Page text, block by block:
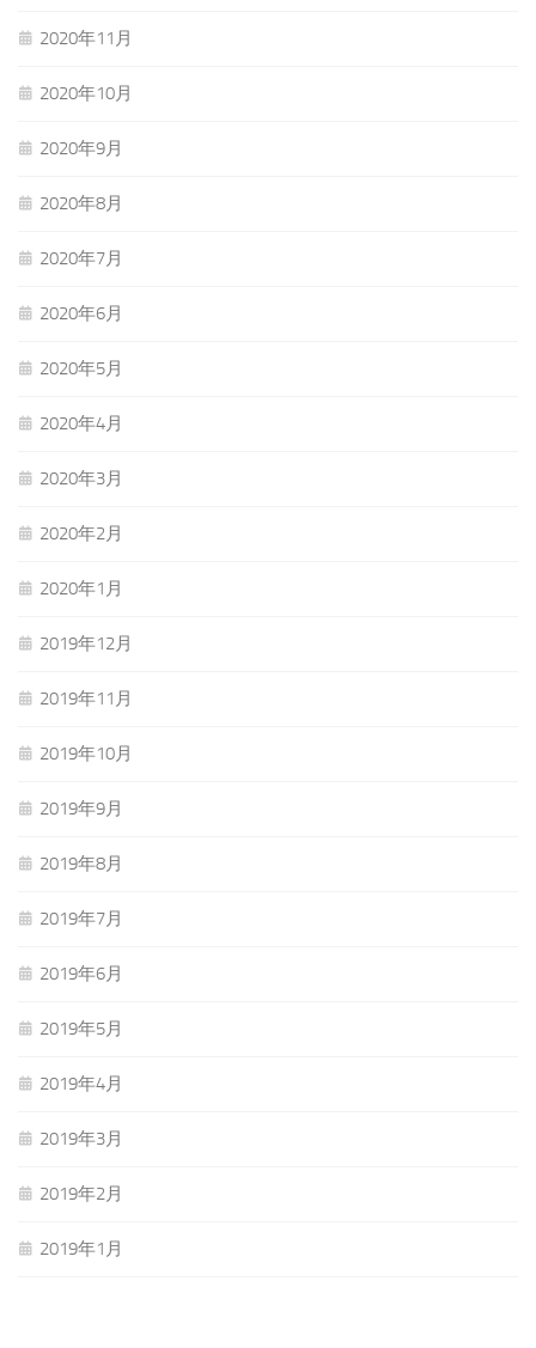
2020年11月
2020年10月
2020年9月
2020年8月
2020年7月
2020年6月
2020年5月
2020年4月
2020年3月
2020年2月
2020年1月
2019年12月
2019年11月
2019年10月
2019年9月
2019年8月
2019年7月
2019年6月
2019年5月
2019年4月
2019年3月
2019年2月
2019年1月